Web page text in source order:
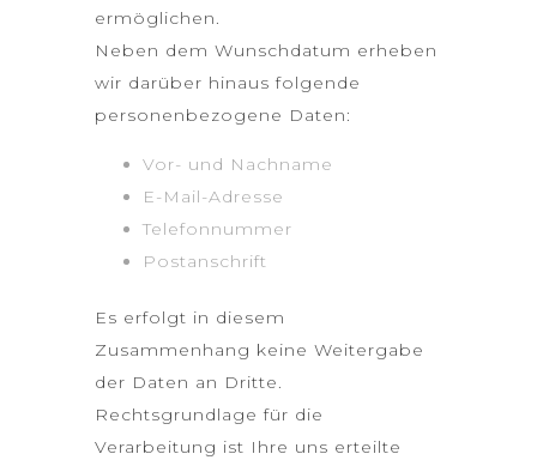
ermöglichen.
Neben dem Wunschdatum erheben
wir darüber hinaus folgende
personenbezogene Daten:
Vor- und Nachname
E-Mail-Adresse
Telefonnummer
Postanschrift
Es erfolgt in diesem
Zusammenhang keine Weitergabe
der Daten an Dritte.
Rechtsgrundlage für die
Verarbeitung ist Ihre uns erteilte